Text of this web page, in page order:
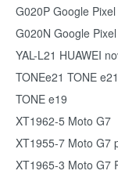
G020P Google
G020N Google
YAL-L21 HUAWEI
TONEe21 TONE e21
TONE e19
XT1962-5 Moto G7
XT1955-7 Moto G7
XT1965-3 Moto G7